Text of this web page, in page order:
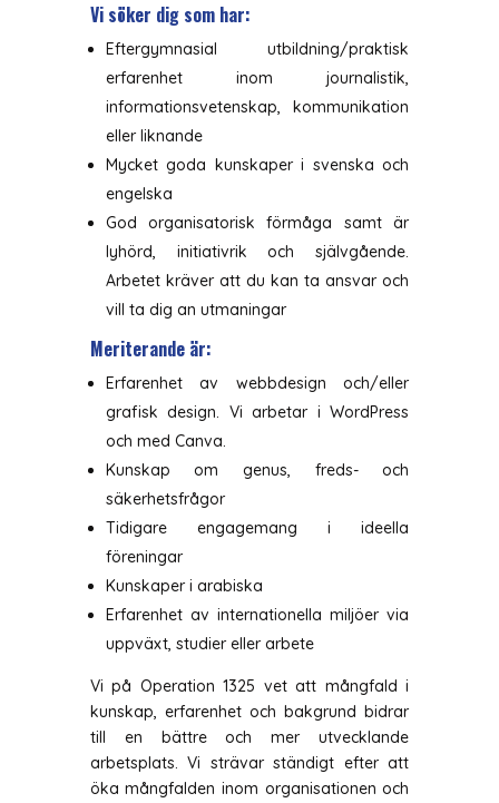
Vi söker dig som har:
Eftergymnasial utbildning/praktisk
erfarenhet inom journalistik,
informationsvetenskap, kommunikation
eller liknande
Mycket goda kunskaper i svenska och
engelska
God organisatorisk förmåga samt är
lyhörd, initiativrik och självgående.
Arbetet kräver att du kan ta ansvar och
vill ta dig an utmaningar
Meriterande är:
Erfarenhet av webbdesign och/eller
grafisk design. Vi arbetar i WordPress
och med Canva.
Kunskap om genus, freds- och
säkerhetsfrågor
Tidigare engagemang i ideella
föreningar
Kunskaper i arabiska
Erfarenhet av internationella miljöer via
uppväxt, studier eller arbete
Vi på Operation 1325 vet att mångfald i
kunskap, erfarenhet och bakgrund bidrar
till en bättre och mer utvecklande
arbetsplats. Vi strävar ständigt efter att
öka mångfalden inom organisationen och